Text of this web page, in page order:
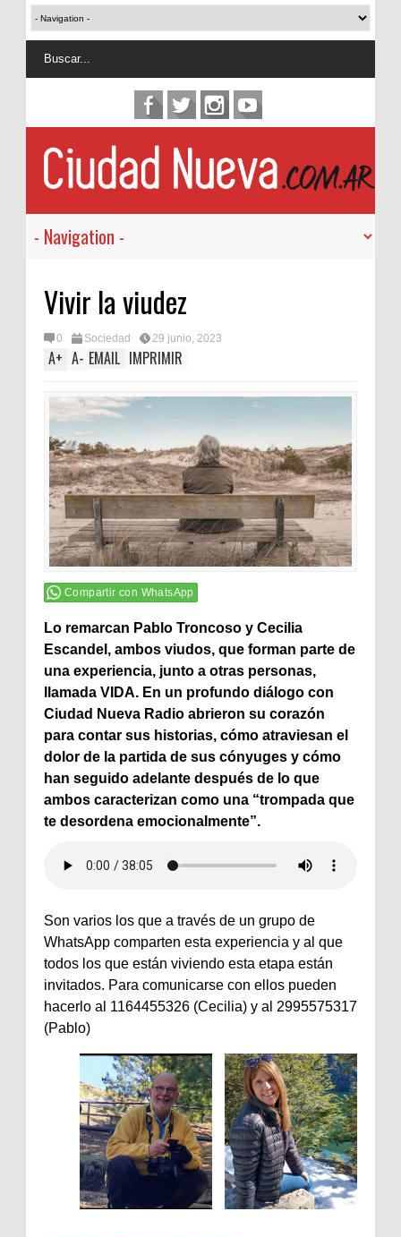
Vivir la viudez
0 Sociedad 29 junio, 2023
A+ A- EMAIL IMPRIMIR
Compartir con WhatsApp
Lo remarcan Pablo Troncoso y Cecilia
Escandel, ambos viudos, que forman parte de
una experiencia, junto a otras personas,
llamada VIDA. En un profundo diálogo con
Ciudad Nueva Radio abrieron su corazón
para contar sus historias, cómo atraviesan el
dolor de la partida de sus cónyuges y cómo
han seguido adelante después de lo que
ambos caracterizan como una “trompada que
te desordena emocionalmente”.
Son varios los que a través de un grupo de
WhatsApp comparten esta experiencia y al que
todos los que están viviendo esta etapa están
invitados. Para comunicarse con ellos pueden
hacerlo al 1164455326 (Cecilia) y al 2995575317
(Pablo)